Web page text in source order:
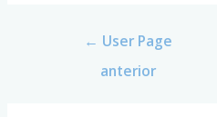
← User Page
anterior